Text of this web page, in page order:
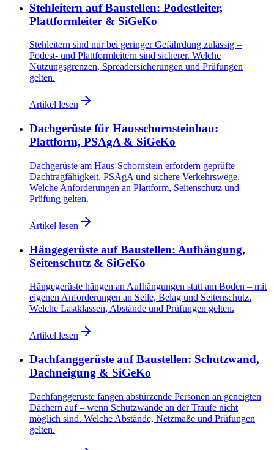
Stehleitern auf Baustellen: Podestleiter,
Plattformleiter & SiGeKo
Stehleitern sind nur bei geringer Gefährdung zulässig –
Podest- und Plattformleitern sind sicherer. Welche
Nutzungsgrenzen, Spreadersicherungen und Prüfungen
gelten.
Artikel lesen
Dachgerüste für Hausschornsteinbau:
Plattform, PSAgA & SiGeKo
Dachgerüste am Haus-Schornstein erfordern geprüfte
Dachtragfähigkeit, PSAgA und sichere Verkehrswege.
Welche Anforderungen an Plattform, Seitenschutz und
Prüfung gelten.
Artikel lesen
Hängegerüste auf Baustellen: Aufhängung,
Seitenschutz & SiGeKo
Hängegerüste hängen an Aufhängungen statt am Boden – mit
eigenen Anforderungen an Seile, Belag und Seitenschutz.
Welche Lastklassen, Abstände und Prüfungen gelten.
Artikel lesen
Dachfanggerüste auf Baustellen: Schutzwand,
Dachneigung & SiGeKo
Dachfanggerüste fangen abstürzende Personen an geneigten
Dächern auf – wenn Schutzwände an der Traufe nicht
möglich sind. Welche Abstände, Netzmaße und Prüfungen
gelten.